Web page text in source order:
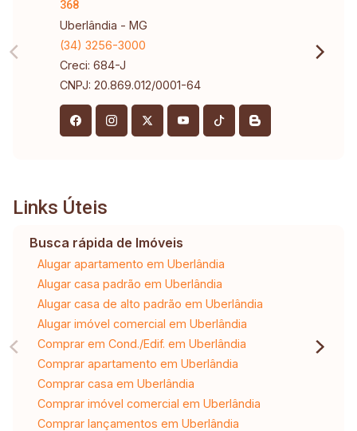
368
Uberlândia - MG
(34) 3256-3000
Creci: 684-J
CNPJ: 20.869.012/0001-64
Links Úteis
Busca rápida de Imóveis
Alugar apartamento em Uberlândia
Alugar casa padrão em Uberlândia
Alugar casa de alto padrão em Uberlândia
Alugar imóvel comercial em Uberlândia
Comprar em Cond./Edif. em Uberlândia
Comprar apartamento em Uberlândia
Comprar casa em Uberlândia
Comprar imóvel comercial em Uberlândia
Comprar lançamentos em Uberlândia